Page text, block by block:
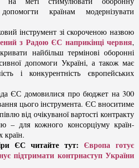
країнам модернізувати
інструмент зі скороченою назвою
з Радою ЄС наприкінці червня,
найбільш термінові оборонні
допомоги Україні, а також має
і конкурентність європейських
ЄС домовилися про бюджет на 300
цього інструмента. ЄС вноситиме
від очікуваної вартості контракту
– для кожного консорціуму країн-
країн.
ЄС читайте тут:Європа готує
підтримати контрнаступ України